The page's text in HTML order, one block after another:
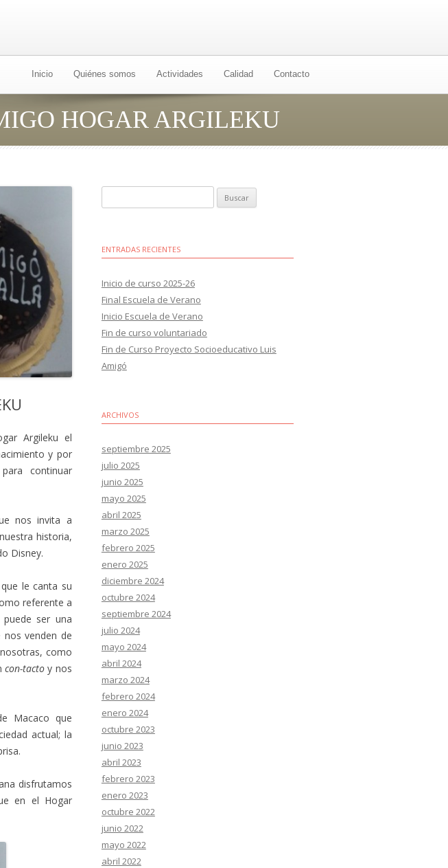
Contacto
Calidad
Actividades
Quiénes somos
Inicio
HOGAR ARGILEKU
Argileku el
y por
continuar
nos invita a
historia,
Disney.
le canta su
referente a
ser una
venden de
como
con-tacto y nos
que
actual; la
disfrutamos
en el Hogar
ENTRADAS RECIENTES
Inicio de curso 2025-26
Final Escuela de Verano
Inicio Escuela de Verano
Fin de curso voluntariado
Fin de Curso Proyecto Socioeducativo Luis
Amigó
ARCHIVOS
septiembre 2025
julio 2025
junio 2025
mayo 2025
abril 2025
marzo 2025
febrero 2025
enero 2025
diciembre 2024
octubre 2024
septiembre 2024
julio 2024
mayo 2024
abril 2024
marzo 2024
febrero 2024
enero 2024
octubre 2023
junio 2023
abril 2023
febrero 2023
enero 2023
octubre 2022
junio 2022
mayo 2022
abril 2022